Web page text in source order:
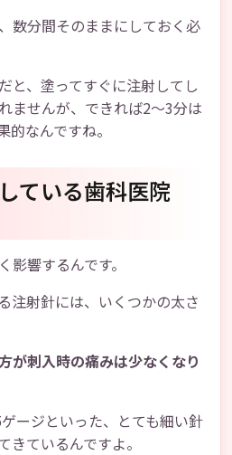
数分間そのままにしておく必
と、塗ってすぐに注射してし
ませんが、できれば2〜3分は
なんですね。
ている歯科医院
響するんです。
注射針には、いくつかの太さ
が刺入時の痛みは少なくなり
ージといった、とても細い針
きているんですよ。